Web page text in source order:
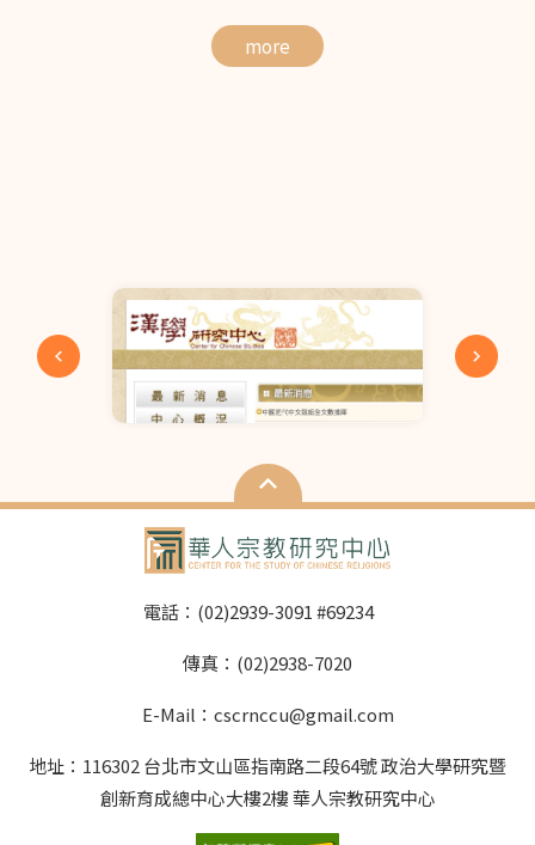
得於到職時補繳）。 其
他足資證明工作能力之
者，恕不另行通知。 實
際到職日期依雙方約
定。
題： 1. 理論與方法：宗
教電影之宗教學、人類
奇、鏡頭語言；光影、
色彩、聲音與宗教情
感；紀錄片、田野與信
仰倫理；表演、身體與
象徵。 3. 宗教、社會與
與公共討論；性別、族
群、階級在宗教影像中
的再現；宗教影像作為
作與實務： 宗教電影／
理；拍攝儀式與神聖空
教團體合作經驗分享；
台。 5. 新媒體與數位宗
教： VR/AR/XR 與宗教
more
電話：(02)2939-3091 #69234
傳真：(02)2938-7020
E-Mail：cscrnccu@gmail.com
地址：116302 台北市文山區指南路二段64號 政治大學研究暨
創新育成總中心大樓2樓 華人宗教研究中心